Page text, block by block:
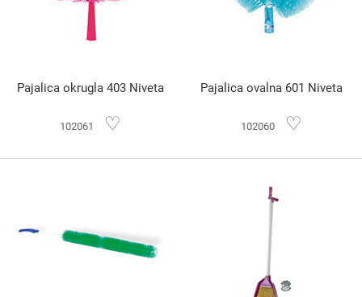
Pajalica okrugla 403 Niveta
102061 ♡
Pajalica ovalna 601 Niveta
102060 ♡